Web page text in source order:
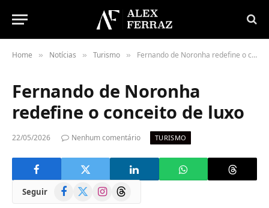
Home » Notícias » Turismo » Fernando de Noronha redefine o conceito de luxo
Fernando de Noronha
redefine o conceito de luxo
22/05/2026 Nenhum comentário TURISMO
Seguir Facebook
(Twitter)
InstagramThreads